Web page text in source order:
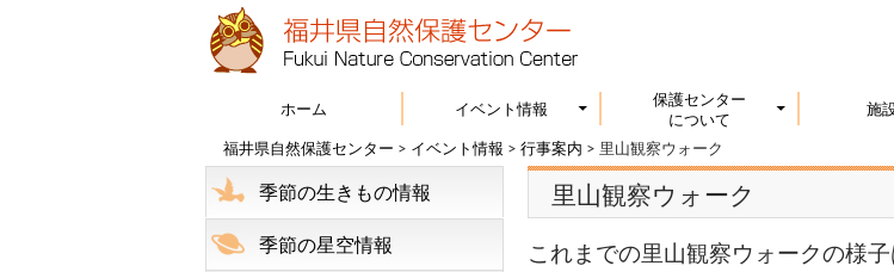
ホーム イベント情報
保護センター
について
施
福井県自然保護センター > イベント情報 > 行事案内 > 里山観察ウォーク
里山観察ウォーク
これまでの里山観察ウォークの様
季節の生きもの情報
季節の星空情報